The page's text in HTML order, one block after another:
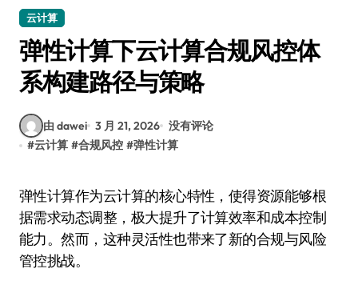
云计算
弹性计算下云计算合规风控体
系构建路径与策略
由 dawei 3 月 21, 2026 没有评论
#云计算 #合规风控 #弹性计算
弹性计算作为云计算的核心特性，使得资源能够根
据需求动态调整，极大提升了计算效率和成本控制
能力。然而，这种灵活性也带来了新的合规与风险
管控挑战。